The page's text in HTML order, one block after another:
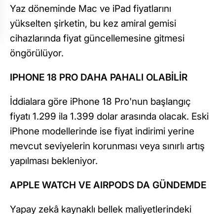
Yaz döneminde Mac ve iPad fiyatlarını
yükselten şirketin, bu kez amiral gemisi
cihazlarında fiyat güncellemesine gitmesi
öngörülüyor.
IPHONE 18 PRO DAHA PAHALI OLABİLİR
İddialara göre iPhone 18 Pro'nun başlangıç
fiyatı 1.299 ila 1.399 dolar arasında olacak. Eski
iPhone modellerinde ise fiyat indirimi yerine
mevcut seviyelerin korunması veya sınırlı artış
yapılması bekleniyor.
APPLE WATCH VE AIRPODS DA GÜNDEMDE
Yapay zekâ kaynaklı bellek maliyetlerindeki